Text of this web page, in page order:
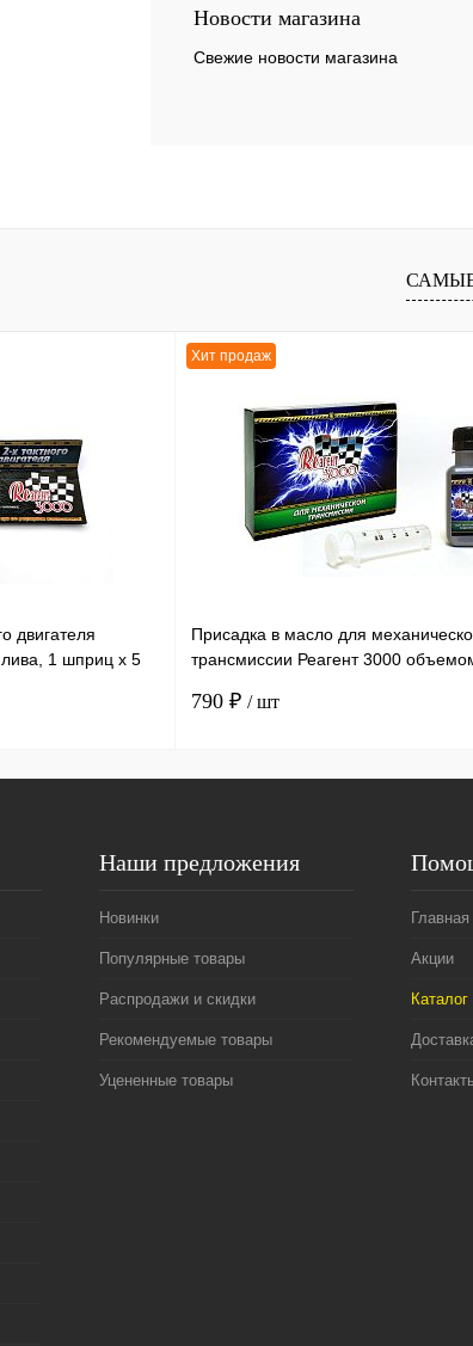
К сравнению
В избранное
Новости магазина
Свежие новости магазина
двигателя
1 шприц х 5
Хит продаж
Присадка в масло для
трансмиссии Реагент 3000
790 ₽ / шт
Наши предложения
Новинки
Популярные товары
Распродажи и скидки
Рекомендуемые товары
Уцененные товары
Главная
Акции
Каталог